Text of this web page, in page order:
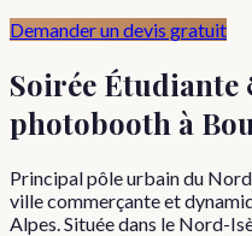
Demander un devis gratuit
Soirée Étudiante
photobooth à
Principal pôle urbain du
ville commerçante et
Alpes. Située dans le Nord-